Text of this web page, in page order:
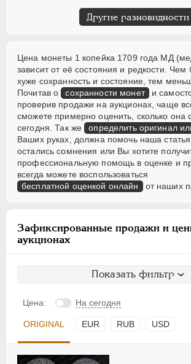
Другие разновидности
Цена монеты 1 копейка 1709 года МД
зависит от её состояния и редкости.
хуже сохранность и состояние, тем
Почитав о сохранности монет и
проверив продажи на аукционах, чаще
сможете примерно оценить, сколько она
сегодня. Так же определить оригинал
Ваших руках, должна помочь наша
остались сомнения или Вы хотите
профессиональную помощь в оценке и
всегда можете воспользоваться
бесплатной оценкой онлайн от наших
Зафиксированные продажи и
аукционах
Показать фильтр
Цена: На сегодня
ORIGINAL EUR RUB USD